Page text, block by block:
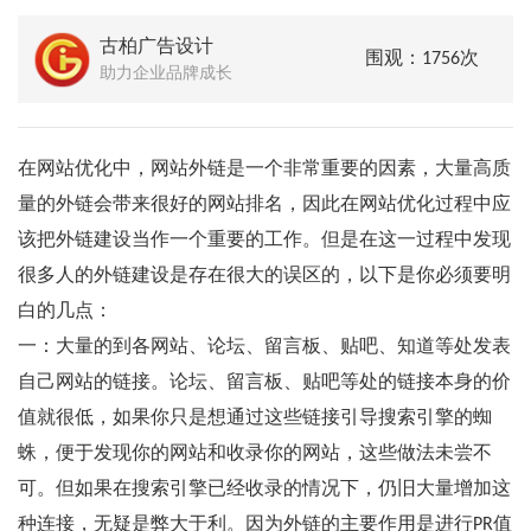
古柏广告设计
助力企业品牌成长
围观：1756次
在网站优化中，网站外链是一个非常重要的因素，大量高质
量的外链会带来很好的网站排名，因此在网站优化过程中应
该把外链建设当作一个重要的工作。但是在这一过程中发现
很多人的外链建设是存在很大的误区的，以下是你必须要明
白的几点：
一：大量的到各网站、论坛、留言板、贴吧、知道等处发表
自己网站的链接。论坛、留言板、贴吧等处的链接本身的价
值就很低，如果你只是想通过这些链接引导搜索引擎的蜘
蛛，便于发现你的网站和收录你的网站，这些做法未尝不
可。但如果在搜索引擎已经收录的情况下，仍旧大量增加这
种连接，无疑是弊大于利。因为外链的主要作用是进行PR值